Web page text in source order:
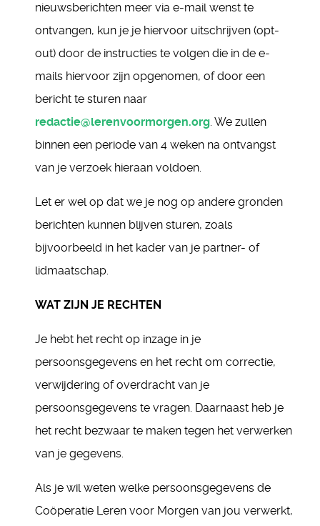
nieuwsberichten meer via e-mail wenst te
ontvangen, kun je je hiervoor uitschrijven (opt-
out) door de instructies te volgen die in de e-
mails hiervoor zijn opgenomen, of door een
bericht te sturen naar
redactie@lerenvoormorgen.org. We zullen
binnen een periode van 4 weken na ontvangst
van je verzoek hieraan voldoen.
Let er wel op dat we je nog op andere gronden
berichten kunnen blijven sturen, zoals
bijvoorbeeld in het kader van je partner- of
lidmaatschap.
WAT ZIJN JE RECHTEN
Je hebt het recht op inzage in je
persoonsgegevens en het recht om correctie,
verwijdering of overdracht van je
persoonsgegevens te vragen. Daarnaast heb je
het recht bezwaar te maken tegen het verwerken
van je gegevens.
Als je wil weten welke persoonsgegevens de
Coöperatie Leren voor Morgen van jou verwerkt,